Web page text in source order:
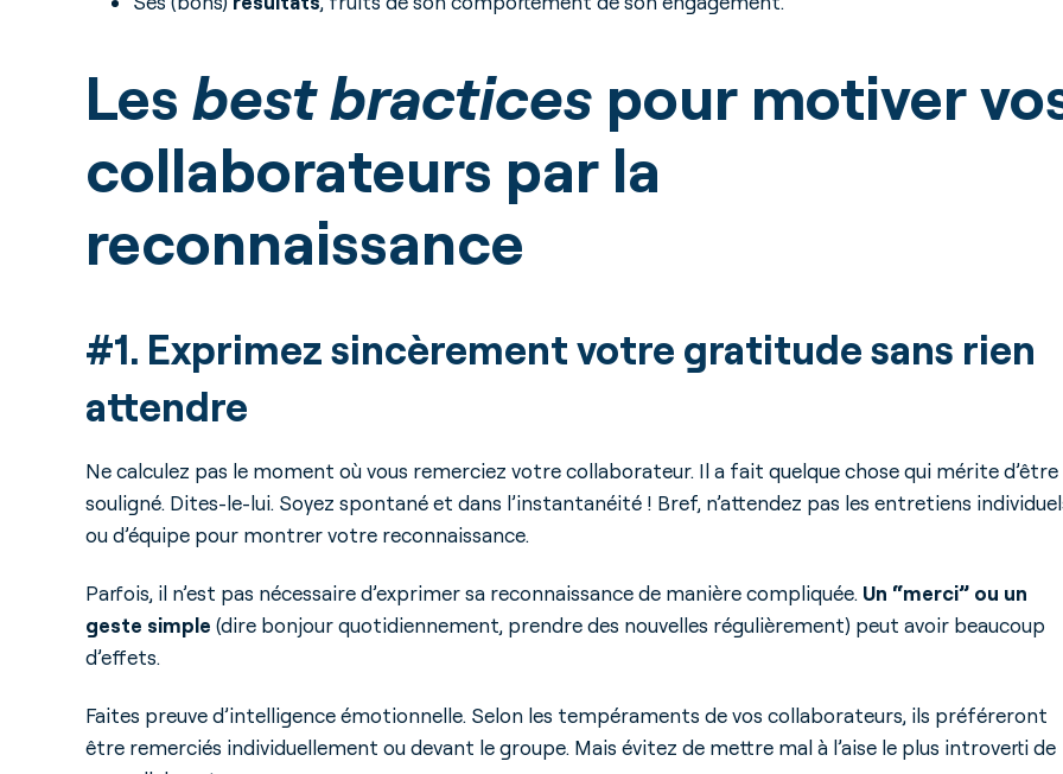
Les best bractices pour motiver
collaborateurs par la
reconnaissance
#1. Exprimez sincèrement votre gratitude sans rien
attendre
Ne calculez pas le moment où vous remerciez votre collaborateur. Il a fait quelque chose qui mérite d’être
souligné. Dites-le-lui. Soyez spontané et dans l’instantanéité ! Bref, n’attendez pas les entretiens
ou d’équipe pour montrer votre reconnaissance.
Parfois, il n’est pas nécessaire d’exprimer sa reconnaissance de manière compliquée. Un “merci” ou un
geste simple (dire bonjour quotidiennement, prendre des nouvelles régulièrement) peut avoir beaucoup
d’effets.
Faites preuve d’intelligence émotionnelle. Selon les tempéraments de vos collaborateurs, ils préféreront
être remerciés individuellement ou devant le groupe. Mais évitez de mettre mal à l’aise le plus introverti de